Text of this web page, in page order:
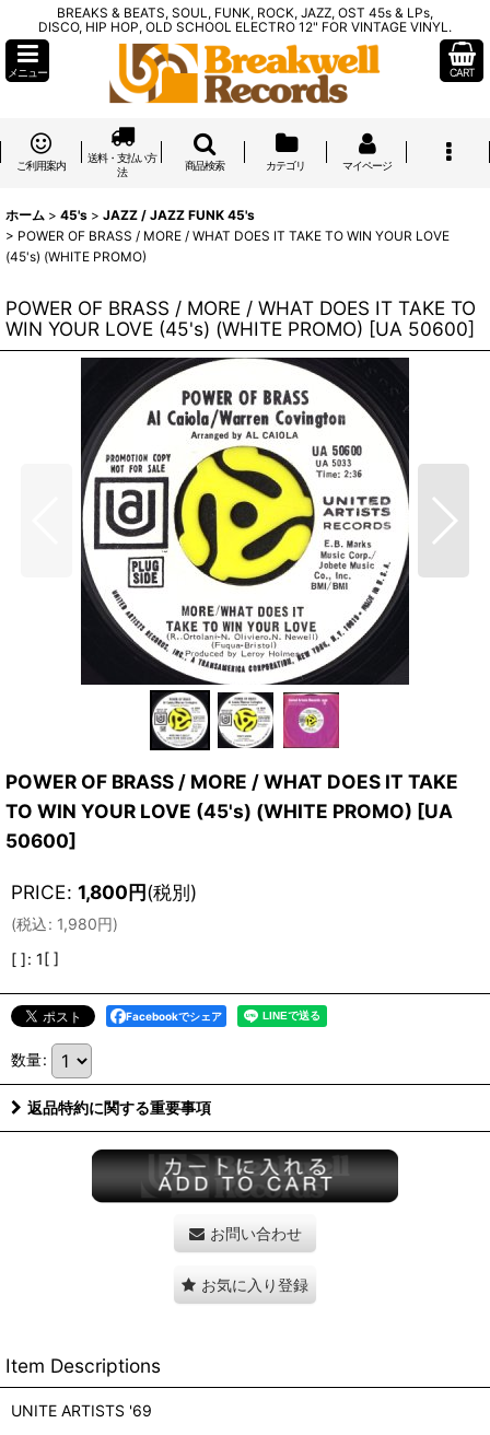
BREAKS & BEATS, SOUL, FUNK, ROCK, JAZZ, OST 45s & LPs,
DISCO, HIP HOP, OLD SCHOOL ELECTRO 12" FOR VINTAGE VINYL.
メニュー CART
ご利用案内
送料・支払い方
法
商品検索 カテゴリ マイページ
ホーム > 45's > JAZZ / JAZZ FUNK 45's
> POWER OF BRASS / MORE / WHAT DOES IT TAKE TO WIN YOUR LOVE
(45's) (WHITE PROMO)
POWER OF BRASS / MORE / WHAT DOES IT TAKE TO
WIN YOUR LOVE (45's) (WHITE PROMO) [UA 50600]
POWER OF BRASS / MORE / WHAT DOES IT TAKE
TO WIN YOUR LOVE (45's) (WHITE PROMO) [UA
50600]
PRICE: 1,800円(税別)
(税込: 1,980円)
[ ]: 1[ ]
Facebookでシェア
数量:
返品特約に関する重要事項
お問い合わせ
お気に入り登録
Item Descriptions
UNITE ARTISTS '69